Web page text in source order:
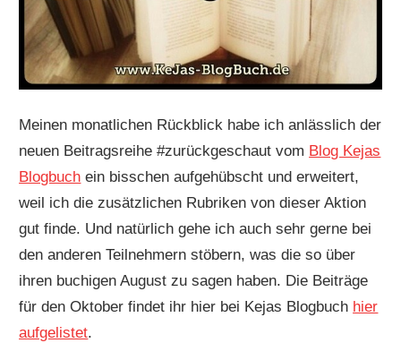
Meinen monatlichen Rückblick habe ich anlässlich der
neuen Beitragsreihe #zurückgeschaut vom Blog Kejas
Blogbuch ein bisschen aufgehübscht und erweitert,
weil ich die zusätzlichen Rubriken von dieser Aktion
gut finde. Und natürlich gehe ich auch sehr gerne bei
den anderen Teilnehmern stöbern, was die so über
ihren buchigen August zu sagen haben. Die Beiträge
für den Oktober findet ihr hier bei Kejas Blogbuch hier
aufgelistet.